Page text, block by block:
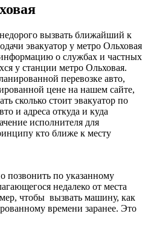
вызвать ближайший к
эвакуатор у метро Ольховая
о службах и частных
у станции метро Ольховая.
перевозке авто,
цене на нашем сайте,
сколько стоит эвакуатор по
и адреса откуда и куда
исполнителя для
кто ближе к месту
позвонить по указанному
недалеко от места
чтобы вызвать машину, как
времени заранее. Это